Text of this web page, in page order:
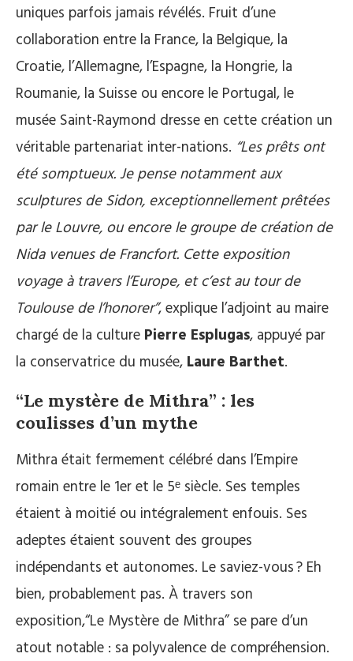
uniques parfois jamais révélés. Fruit d’une
collaboration entre la France, la Belgique, la
Croatie, l’Allemagne, l’Espagne, la Hongrie, la
Roumanie, la Suisse ou encore le Portugal, le
musée Saint-Raymond dresse en cette création un
véritable partenariat inter-nations. “Les prêts ont
été somptueux. Je pense notamment aux
sculptures de Sidon, exceptionnellement prêtées
par le Louvre, ou encore le groupe de création de
Nida venues de Francfort. Cette exposition
voyage à travers l’Europe, et c’est au tour de
Toulouse de l’honorer”, explique l’adjoint au maire
chargé de la culture Pierre Esplugas, appuyé par
la conservatrice du musée, Laure Barthet.
“Le mystère de Mithra” : les
coulisses d’un mythe
Mithra était fermement célébré dans l’Empire
romain entre le 1er et le 5ᵉ siècle. Ses temples
étaient à moitié ou intégralement enfouis. Ses
adeptes étaient souvent des groupes
indépendants et autonomes. Le saviez-vous ? Eh
bien, probablement pas. À travers son
exposition,“Le Mystère de Mithra” se pare d’un
atout notable : sa polyvalence de compréhension.